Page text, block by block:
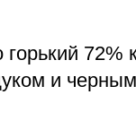
72%
и